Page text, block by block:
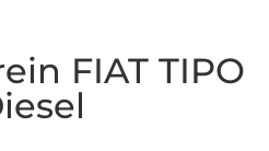
FIAT TIPO